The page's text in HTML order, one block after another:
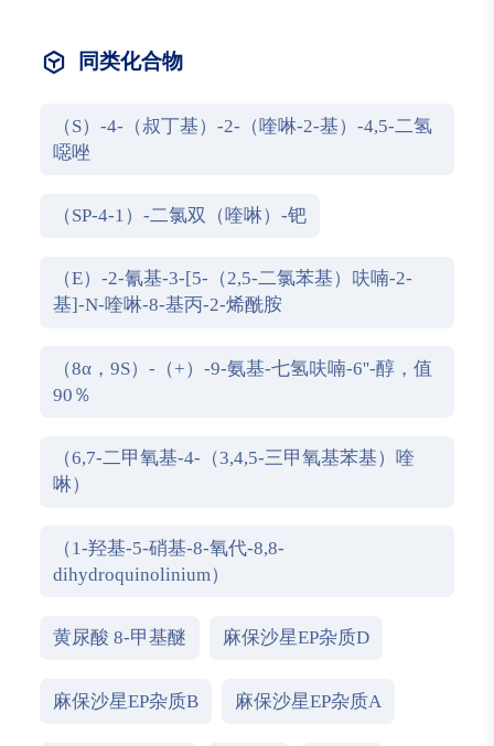
同类化合物
（S）-4-（叔丁基）-2-（喹啉-2-基）-4,5-二氢
噁唑
（SP-4-1）-二氯双（喹啉）-钯
（E）-2-氰基-3-[5-（2,5-二氯苯基）呋喃-2-
基]-N-喹啉-8-基丙-2-烯酰胺
（8α，9S）-（+）-9-氨基-七氢呋喃-6''-醇，值
90％
（6,7-二甲氧基-4-（3,4,5-三甲氧基苯基）喹
啉）
（1-羟基-5-硝基-8-氧代-8,8-
dihydroquinolinium）
黄尿酸 8-甲基醚 麻保沙星EP杂质D
麻保沙星EP杂质B 麻保沙星EP杂质A